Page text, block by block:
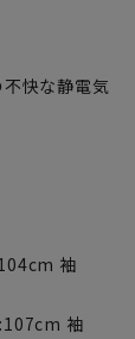
快な静電気
袖
袖